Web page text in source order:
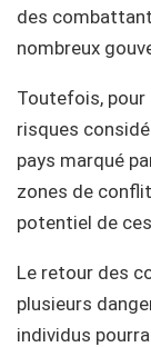
des
nombreux
Toutefois,
risques
pays marqué
zones de
potentiel de
Le retour des
plusieurs
individus